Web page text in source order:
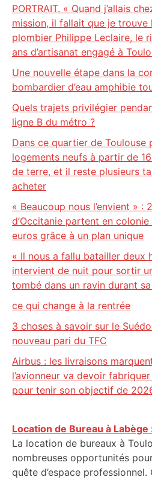
PORTRAIT. « Quand j’allais
mission, il fallait que je trouve
plombier Philippe Leclaire, le
ans d’artisanat engagé à
Une nouvelle étape dans la
bombardier d’eau amphibie
Quels trajets privilégier
ligne B du métro ?
Dans ce quartier de Toulouse
logements neufs à partir de
de terre, et il reste plusieurs
acheter
« Beaucoup nous l’envient » :
d’Occitanie partent en
euros grâce à un plan unique
« Il nous a fallu batailler deux
intervient de nuit pour sortir
tombé dans un ravin durant
ce qui change à la rentrée
3 choses à savoir sur le
nouveau pari du TFC
Airbus : les livraisons
l’avionneur va devoir
pour tenir son objectif de
Location de Bureau à Labège
La location de bureaux à
nombreuses opportunités
quête d’espace